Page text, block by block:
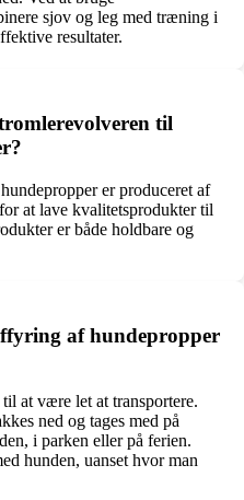
sjov og leg med træning i
resultater.
til
er produceret af
at lave kvalitetsprodukter til
er både holdbare og
af hundepropper
at være let at transportere.
ned og tages med på
i parken eller på ferien.
hunden, uanset hvor man